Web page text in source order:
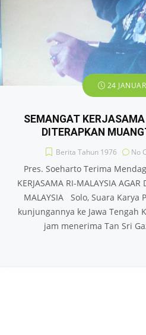
24
SEMANGAT
DITERAPKAN
Berita Tahun 1976 No
Pres. Soeharto Terima
KERJASAMA RI-MALAYSIA
MALAYSIA Solo, Suara Karya
kunjungannya ke Jawa Tengah
jam menerima Tan Sri